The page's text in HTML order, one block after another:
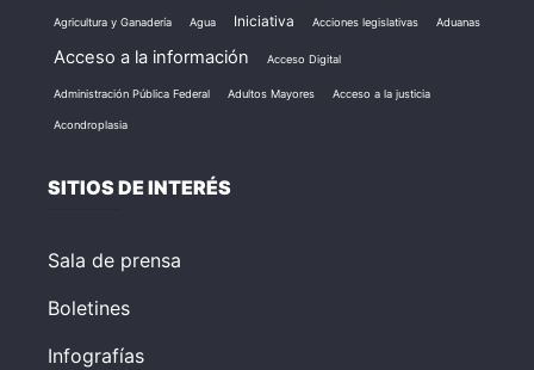
Agricultura y Ganadería Agua Iniciativa Acciones legislativas Aduanas
Acceso a la información Acceso Digital
Administración Pública Federal Adultos Mayores Acceso a la justicia
Acondroplasia
SITIOS DE INTERÉS
Sala de prensa
Boletines
Infografías